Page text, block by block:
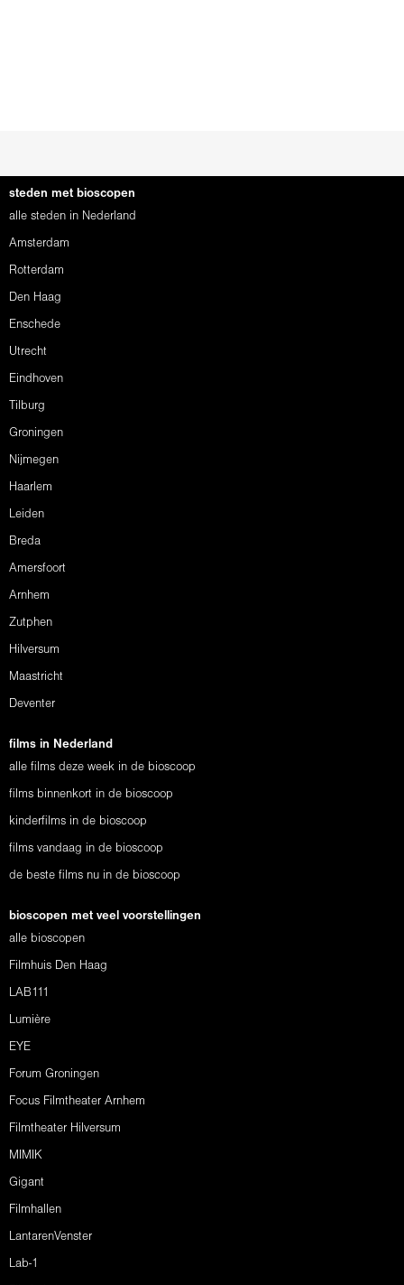
steden met bioscopen
alle steden in Nederland
Amsterdam
Rotterdam
Den Haag
Enschede
Utrecht
Eindhoven
Tilburg
Groningen
Nijmegen
Haarlem
Leiden
Breda
Amersfoort
Arnhem
Zutphen
Hilversum
Maastricht
Deventer
films in Nederland
alle films deze week in de bioscoop
films binnenkort in de bioscoop
kinderfilms in de bioscoop
films vandaag in de bioscoop
de beste films nu in de bioscoop
bioscopen met veel voorstellingen
alle bioscopen
Filmhuis Den Haag
LAB111
Lumière
EYE
Forum Groningen
Focus Filmtheater Arnhem
Filmtheater Hilversum
MIMIK
Gigant
Filmhallen
LantarenVenster
Lab-1